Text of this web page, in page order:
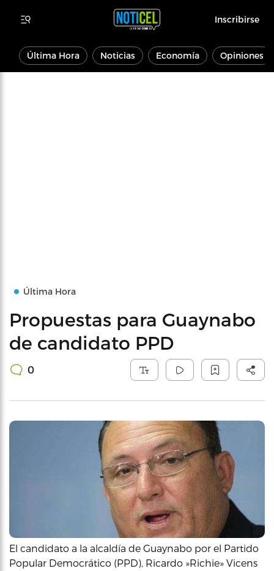
Inscribirse
Última Hora Noticias Economía Opiniones
Última Hora
Propuestas para Guaynabo
de candidato PPD
0
El candidato a la alcaldía de Guaynabo por el Partido
Popular Democrático (PPD), Ricardo »Richie» Vicens